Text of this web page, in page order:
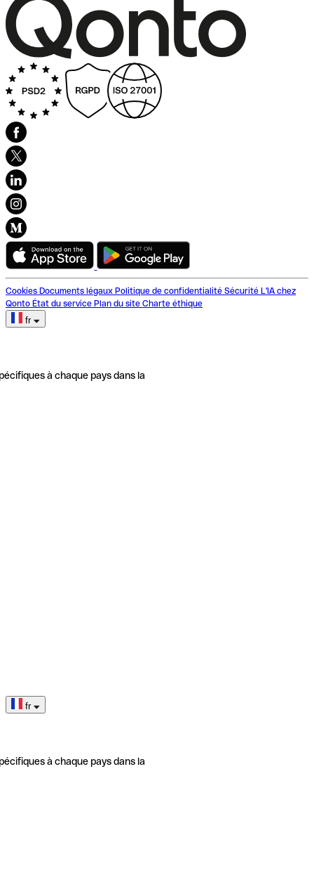
Cookies Documents légaux Politique de confidentialité Sécurité L'IA chez
Qonto État du service Plan du site Charte éthique
fr
à chaque pays dans la
fr
à chaque pays dans la